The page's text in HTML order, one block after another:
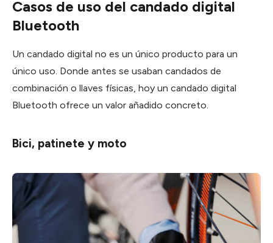
Casos de uso del candado digital
Bluetooth
Un candado digital no es un único producto para un
único uso. Donde antes se usaban candados de
combinación o llaves físicas, hoy un candado digital
Bluetooth ofrece un valor añadido concreto.
Bici, patinete y moto